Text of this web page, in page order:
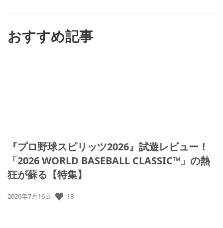
おすすめ記事
『プロ野球スピリッツ2026』試遊レビュー！
「2026 WORLD BASEBALL CLASSIC™」の熱
狂が蘇る【特集】
公
2026年7月16日 18